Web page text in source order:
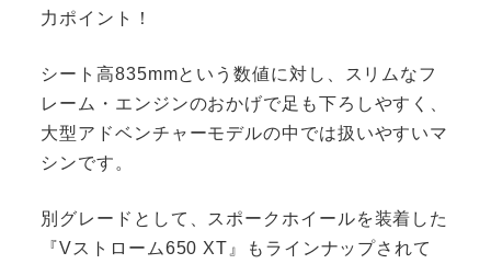
力ポイント！
シート高835mmという数値に対し、スリムなフ
レーム・エンジンのおかげで足も下ろしやすく、
大型アドベンチャーモデルの中では扱いやすいマ
シンです。
別グレードとして、スポークホイールを装着した
『Vストローム650 XT』もラインナップされて